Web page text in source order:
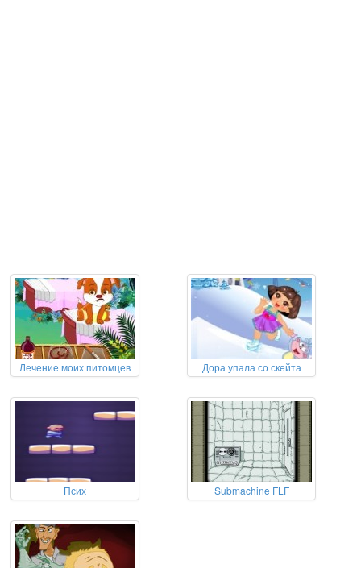
Лечение моих питомцев Дора упала со скейта
Псих Submachine FLF